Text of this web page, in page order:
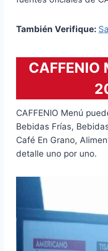
También Verifique:
CAFFENIO
CAFFENIO Menú
Bebidas Frías,
Café En Grano,
detalle uno por uno.